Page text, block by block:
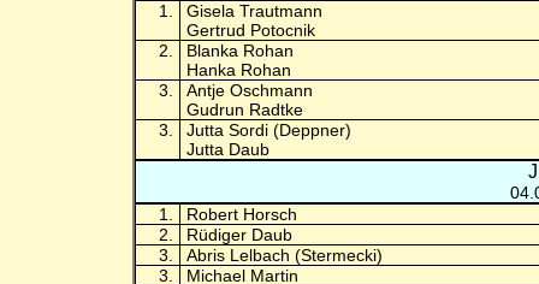
1.
Gisela Trautmann
Gertrud Potocnik
2.
Blanka Rohan
Hanka Rohan
3.
Antje Oschmann
Gudrun Radtke
3.
Jutta Sordi (Deppner)
Jutta Daub
1.
Robert Horsch
2.
Rüdiger Daub
3.
Abris Lelbach (Stermecki)
3.
Michael Martin